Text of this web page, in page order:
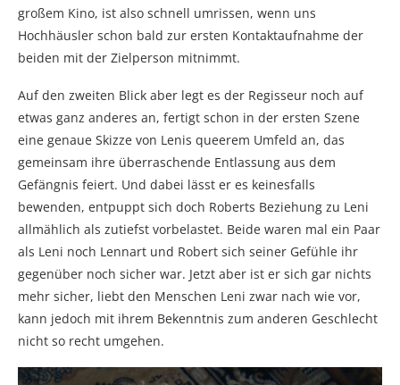
großem Kino, ist also schnell umrissen, wenn uns
Hochhäusler schon bald zur ersten Kontaktaufnahme der
beiden mit der Zielperson mitnimmt.
Auf den zweiten Blick aber legt es der Regisseur noch auf
etwas ganz anderes an, fertigt schon in der ersten Szene
eine genaue Skizze von Lenis queerem Umfeld an, das
gemeinsam ihre überraschende Entlassung aus dem
Gefängnis feiert. Und dabei lässt er es keinesfalls
bewenden, entpuppt sich doch Roberts Beziehung zu Leni
allmählich als zutiefst vorbelastet. Beide waren mal ein Paar
als Leni noch Lennart und Robert sich seiner Gefühle ihr
gegenüber noch sicher war. Jetzt aber ist er sich gar nichts
mehr sicher, liebt den Menschen Leni zwar nach wie vor,
kann jedoch mit ihrem Bekenntnis zum anderen Geschlecht
nicht so recht umgehen.